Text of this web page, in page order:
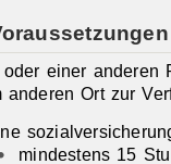
oder einer anderen
anderen Ort zur
mindestens 15